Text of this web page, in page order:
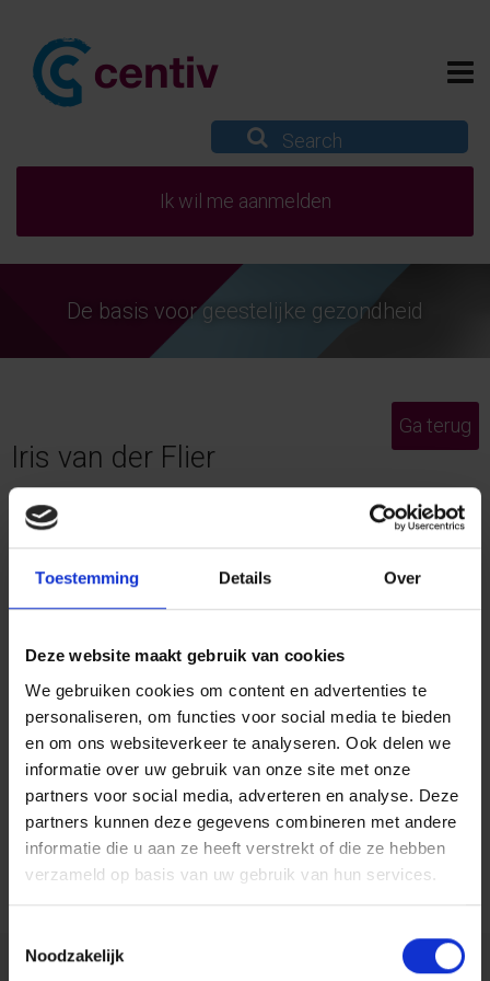
Toestemming Details Over
Deze website maakt gebruik van cookies
We gebruiken cookies om content en advertenties te
personaliseren, om functies voor social media te bieden
en om ons websiteverkeer te analyseren. Ook delen we
informatie over uw gebruik van onze site met onze
partners voor social media, adverteren en analyse. Deze
partners kunnen deze gegevens combineren met andere
informatie die u aan ze heeft verstrekt of die ze hebben
verzameld op basis van uw gebruik van hun services.
Noodzakelijk
Ik wil me aanmelden
De basis voor geestelijke gezondheid
Iris van der Flier
Ga terug
Mijn naam is Iris van der Flier. Ik ben werkzaam als
psycholoog in opleiding tot GZ-psycholoog bij Centiv in
Boxmeer op maandag, dinsdag, woensdag en vrijdag.
neuropsychiatrie in de specialistische GGZ.
In gesprek vind ik het belangrijk aandachtig naar je te
luisteren en een vertrouwensband op te bouwen zodat
we samen kunnen werken naar een evenwichtiger
leven en vermindering van je klachten.